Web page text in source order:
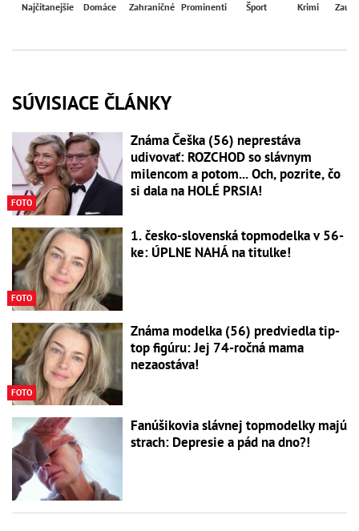
Najčítanejšie Domáce Zahraničné Prominenti Šport Krimi
SÚVISIACE ČLÁNKY
FOTO
Známa Češka (56) neprestáva
udivovať: ROZCHOD so slávnym
milencom a potom... Och, pozrite, čo
si dala na HOLÉ PRSIA!
FOTO
1. česko-slovenská topmodelka v 56-
ke: ÚPLNE NAHÁ na titulke!
FOTO
Známa modelka (56) predviedla tip-
top figúru: Jej 74-ročná mama
nezaostáva!
Fanúšikovia slávnej topmodelky majú
strach: Depresie a pád na dno?!